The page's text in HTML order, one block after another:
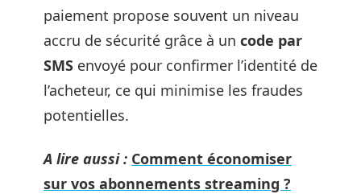
paiement propose souvent un niveau
accru de sécurité grâce à un code par
SMS envoyé pour confirmer l’identité de
l’acheteur, ce qui minimise les fraudes
potentielles.
A lire aussi : Comment économiser
sur vos abonnements streaming ?